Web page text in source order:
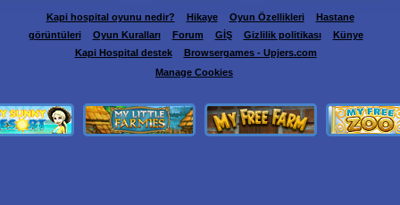
Kapi hospital oyunu nedir? Hikaye Oyun Özellikleri
Hastane
görüntüleri
Oyun Kuralları Forum GİŞ Gizlilik politikası
Künye
Kapi Hospital destek
Browsergames - Upjers.com
Manage Cookies